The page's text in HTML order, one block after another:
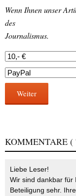
Wenn Ihnen unser
des
Journalismus.
Weiter
KOMMENTARE (
Liebe Leser!
Wir sind dankbar für
Beteiligung sehr.